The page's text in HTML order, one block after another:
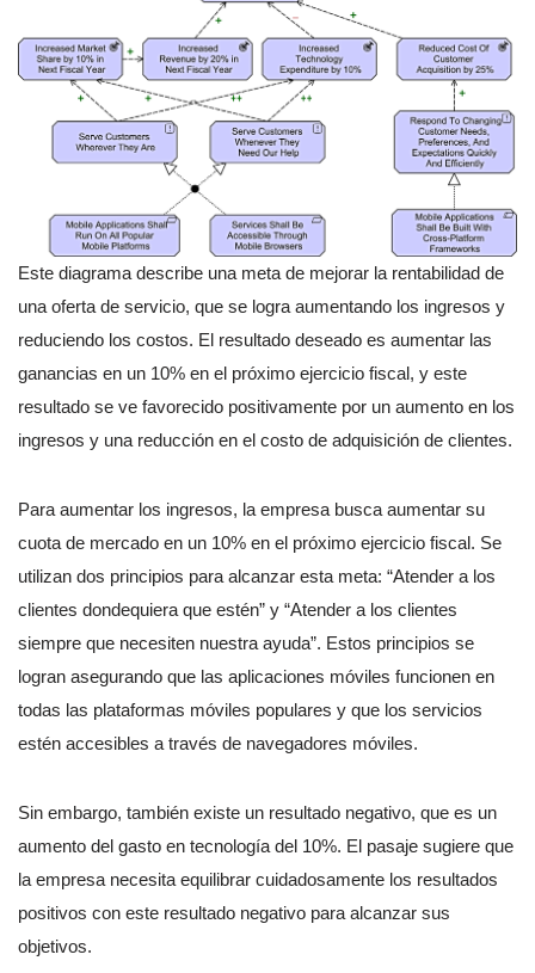
Este diagrama describe una meta de mejorar la rentabilidad de
una oferta de servicio, que se logra aumentando los ingresos y
reduciendo los costos. El resultado deseado es aumentar las
ganancias en un 10% en el próximo ejercicio fiscal, y este
resultado se ve favorecido positivamente por un aumento en los
ingresos y una reducción en el costo de adquisición de clientes.
Para aumentar los ingresos, la empresa busca aumentar su
cuota de mercado en un 10% en el próximo ejercicio fiscal. Se
utilizan dos principios para alcanzar esta meta: “Atender a los
clientes dondequiera que estén” y “Atender a los clientes
siempre que necesiten nuestra ayuda”. Estos principios se
logran asegurando que las aplicaciones móviles funcionen en
todas las plataformas móviles populares y que los servicios
estén accesibles a través de navegadores móviles.
Sin embargo, también existe un resultado negativo, que es un
aumento del gasto en tecnología del 10%. El pasaje sugiere que
la empresa necesita equilibrar cuidadosamente los resultados
positivos con este resultado negativo para alcanzar sus
objetivos.